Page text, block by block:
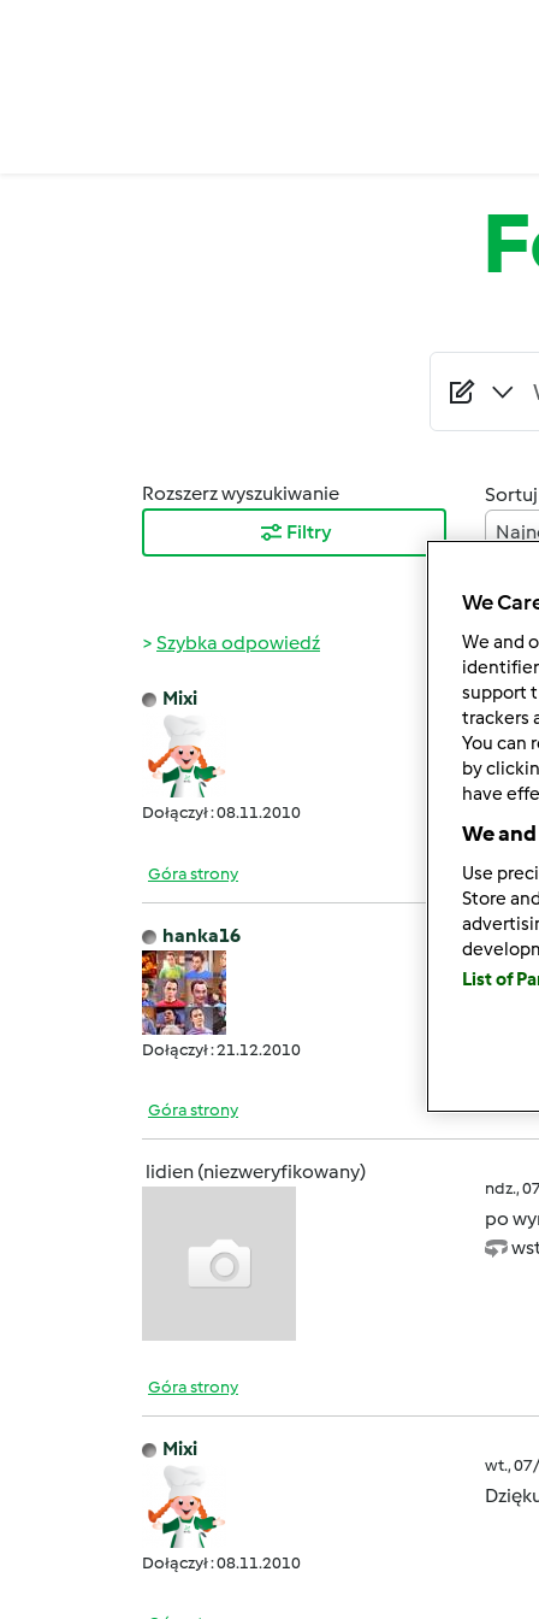
Rozszerz wyszukiwanie
Filtry
Szybka odpowiedź
Mixi
Dołączył : 08.11.2010
wt.,
Czy
Góra strony
hanka16
Dołączył : 21.12.2010
czw.,
Na
Góra strony
lidien (niezweryfikowany)
ndz.,
po
Góra strony
Mixi
Dołączył : 08.11.2010
wt.,
We
We and
support
trackers
You can
by
have
We
Use
Store
List of